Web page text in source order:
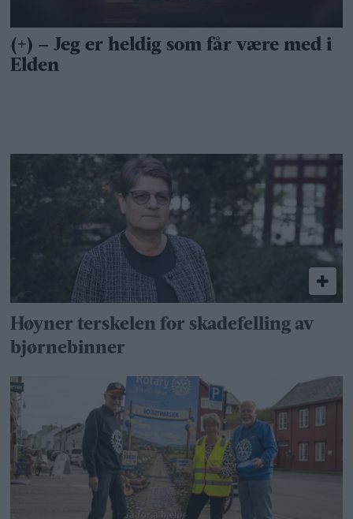
Høyner terskelen for skadefelling av
bjørnebinner